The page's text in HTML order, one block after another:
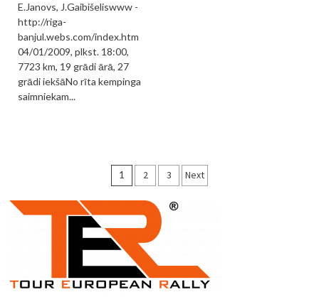
E.Janovs, J.Gaibišeliswww -
http://riga-
banjul.webs.com/index.htm
04/01/2009, plkst. 18:00,
7723 km, 19 grādi ārā, 27
grādi iekšāNo rīta kempinga
saimniekam...
Ziņu
numerācija
pēc
lappusēm
1 2 3 Next